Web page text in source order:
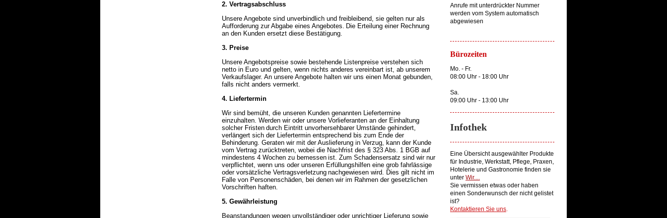
2. Vertragsabschluss
Unsere Angebote sind unverbindlich und freibleibend, sie gelten nur als
Aufforderung zur Abgabe eines Angebotes. Die Erteilung einer Rechnung
an den Kunden ersetzt diese Bestätigung.
3. Preise
Unsere Angebotspreise sowie bestehende Listenpreise verstehen sich
netto in Euro und gelten, wenn nichts anderes vereinbart ist, ab unserem
Verkaufslager. An unsere Angebote halten wir uns einen Monat gebunden,
falls nicht anders vermerkt.
4. Liefertermin
Wir sind bemüht, die unseren Kunden genannten Liefertermine
einzuhalten. Werden wir oder unsere Vorlieferanten an der Einhaltung
solcher Fristen durch Eintritt unvorhersehbarer Umstände gehindert,
verlängert sich der Liefertermin entsprechend bis zum Ende der
Behinderung. Geraten wir mit der Auslieferung in Verzug, kann der Kunde
vom Vertrag zurücktreten, wobei die Nachfrist des § 323 Abs. 1 BGB auf
mindestens 4 Wochen zu bemessen ist. Zum Schadensersatz sind wir nur
verpflichtet, wenn uns oder unseren Erfüllungshilfen eine grob fahrlässige
oder vorsätzliche Vertragsverletzung nachgewiesen wird. Dies gilt nicht im
Falle von Personenschäden, bei denen wir im Rahmen der gesetzlichen
Vorschriften haften.
5. Gewährleistung
Beanstandungen wegen unvollständiger oder unrichtiger Lieferung sowie
Anrufe mit unterdrückter Nummer
werden vom System automatisch
abgewiesen
Bürozeiten
Mo. - Fr.
08:00 Uhr - 18:00 Uhr
Sa.
09:00 Uhr - 13:00 Uhr
Infothek
Eine Übersicht ausgewählter Produkte
für Industrie, Werkstatt, Pflege, Praxen,
Hotelerie und Gastronomie finden sie
unter Wir....
Sie vermissen etwas oder haben
einen Sonderwunsch der nicht gelistet
ist?
Kontaktieren Sie uns.